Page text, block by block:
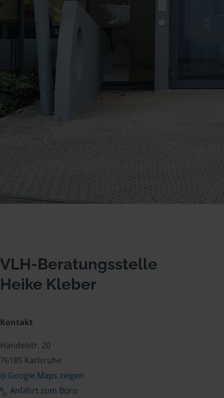
VLH-Beratungsstelle
Heike Kleber
Kontakt
Händelstr. 20
76185 Karlsruhe
Google Maps zeigen
Anfahrt zum Büro